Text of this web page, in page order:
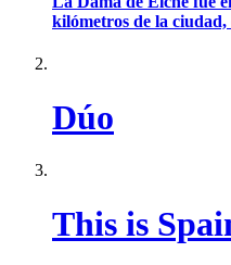
kilómetros de la ciudad,
Dúo
This is